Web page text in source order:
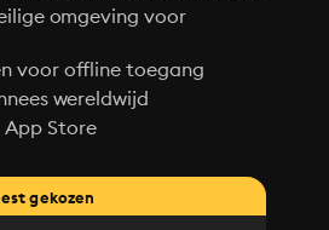
omgeving voor
voor offline toegang
wereldwijd
Store
gekozen